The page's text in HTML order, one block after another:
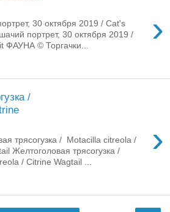
›
30 октября 2019 / Cat's
портрет, 30 октября 2019 /
ФАУНА © Торгачки...
/
›
трясогузка / Motacilla citreola /
Желтоголовая трясогузка /
/ Citrine Wagtail ...